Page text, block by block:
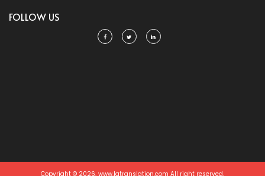
FOLLOW US
Copyright © 2026. www.latranslation.com All right reserved.